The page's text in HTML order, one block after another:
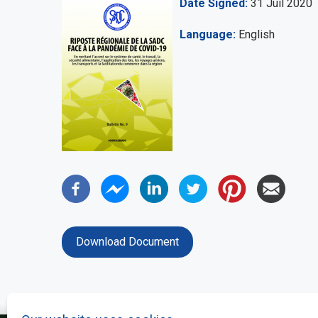
Date Signed 31 Juil 2020
Language English
Download Document